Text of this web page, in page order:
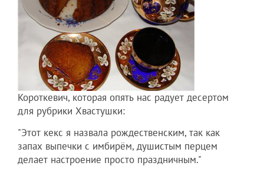
Короткевич, которая опять нас радует десертом
для рубрики Хвастушки:
"Этот кекс я назвала рождественским, так как
запах выпечки с имбирём, душистым перцем
делает настроение просто праздничным."